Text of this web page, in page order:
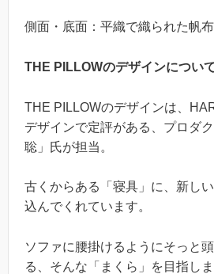
側面・底面：平織で織られた帆布
THE PILLOWのデザインについ
THE PILLOWのデザインは、
デザインで定評がある、プロダ
聡」氏が担当。
古くからある「寝具」に、新し
込んでくれています。
ソファに腰掛けるようにそっと
る、そんな「まくら」を目指しま